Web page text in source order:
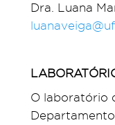
Dra. Luana
O laboratório